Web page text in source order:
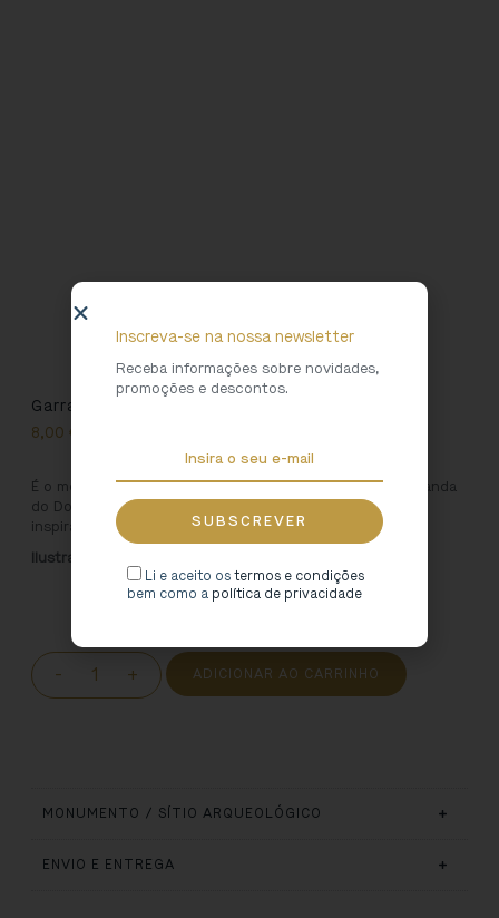
Garrafa “Cartolinha”
8,00 €
É o menino mais famoso que habita a Concatedral de Miranda
do Douro. Dá pelo nome de Menino Jesus da Cartolinha e
inspira uma nova linha de produtos infantil.
Ilustração: Rita Faria
- + ADICIONAR AO CARRINHO
MONUMENTO / SÍTIO ARQUEOLÓGICO
ENVIO E ENTREGA
Inscreva-se na nossa newsletter
Receba informações sobre novidades,
promoções e descontos.
Li e aceito ostermos e condições
bem como a política de privacidade